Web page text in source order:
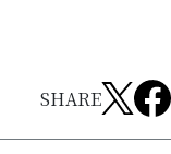
SHARE